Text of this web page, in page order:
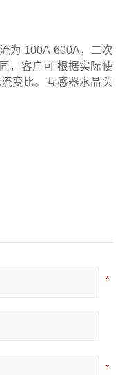
为 100A-600A，二次
，客户可 根据实际使
变比。互感器水晶头